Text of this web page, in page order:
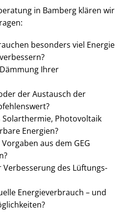
in Bamberg klären wir
besonders viel Energie
Ihrer
der Austausch der
Solarthermie, Photovoltaik
Energien?
aus dem GEG
Verbesserung des Lüf­tungs­
En­er­gie­ver­brauch – und